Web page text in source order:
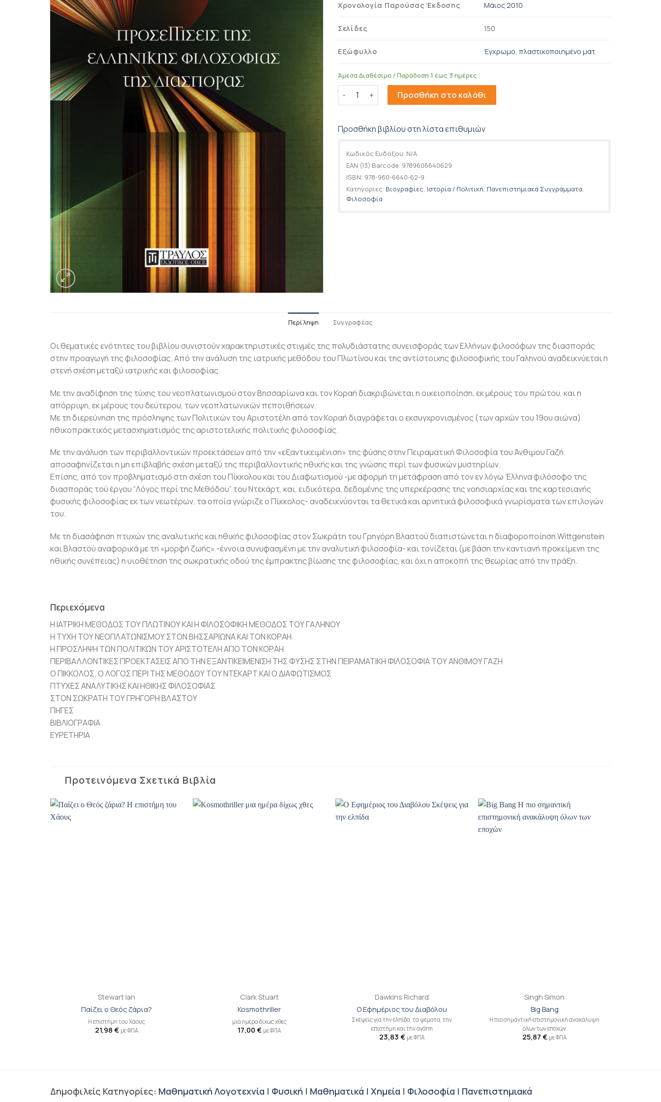
Χρονολογία Παρούσας Έκδοσης Μάιος 2010
Σελίδες 150
Εξώφυλλο Έγχρωμο, πλαστικοποιημένο ματ
Άμεσα Διαθέσιμο / Παράδοση 1 έως 3 ημέρες
Προσεγγίσεις της Ελληνικής Φιλοσοφίας της Διασποράς ποσότητα
Προσθήκη στο καλάθι
Προσθήκη βιβλίου στη λίστα επιθυμιών
Κωδικός Ευδόξου: N/A
EAN (13) Barcode: 9789606640629
ISBN: 978-960-6640-62-9
Κατηγορίες: Βιογραφίες, Ιστορία / Πολιτική, Πανεπιστημιακά Συγγράμματα,
Φιλοσοφία
Περίληψη Συγγραφέας
Οι θεματικές ενότητες του βιβλίου συνιστούν χαρακτηριστικές στιγμές της πολυδιάστατης συνεισφοράς των Ελλήνων φιλοσόφων της διασποράς
στην προαγωγή της φιλοσοφίας. Από την ανάλυση της ιατρικής μεθόδου του Πλωτίνου και της αντίστοιχης φιλοσοφικής του Γαληνού αναδεικνύεται η
στενή σχέση μεταξύ ιατρικής και φιλοσοφίας.
Με την αναδίφηση της τύχης του νεοπλατωνισμού στον Βησσαρίωνα και τον Κοραή διακριβώνεται η οικειοποίηση, εκ μέρους του πρώτου, και η
απόρριψη, εκ μέρους του δεύτερου, των νεοπλατωνικών πεποιθήσεων.
Με τη διερεύνηση της πρόσληψης των Πολιτικών του Αριστοτέλη από τον Κοραή διαγράφεται ο εκσυγχρονισμένος (των αρχών του 19ου αιώνα)
ηθικοπρακτικός μετασχηματισμός της αριστοτελικής πολιτικής φιλοσοφίας.
Με την ανάλυση των περιβαλλοντικών προεκτάσεων από την «εξαντικειμένιση» της φύσης στην Πειραματική Φιλοσοφία του Άνθιμου Γαζή
αποσαφηνίζεται η μη επιβλαβής σχέση μεταξύ της περιβαλλοντικής ηθικής και της γνώσης περί των φυσικών μυστηρίων.
Επίσης, από τον προβληματισμό στη σχέση του Πίκκολου και του Διαφωτισμού -με αφορμή τη μετάφραση από τον εν λόγω Έλληνα φιλόσοφο της
διασποράς τού έργου “Λόγος περί της Μεθόδου” του Ντεκάρτ, και, ειδικότερα, δεδομένης της υπερκέρασης της νοησιαρχίας και της καρτεσιανής
φυσικής φιλοσοφίας εκ των νεωτέρων, τα οποία γνώριζε ο Πίκκολος- αναδεικνύονται τα θετικά και αρνητικά φιλοσοφικά γνωρίσματα των επιλογών
του.
Με τη διασάφηση πτυχών της αναλυτικής και ηθικής φιλοσοφίας στον Σωκράτη του Γρηγόρη Βλαστού διαπιστώνεται η διαφοροποίηση Wittgenstein
και Βλαστού αναφορικά με τη «μορφή ζωής» -έννοια συνυφασμένη με την αναλυτική φιλοσοφία- και τονίζεται (με βάση την καντιανή προκείμενη της
ηθικής συνέπειας) η υιοθέτηση της σωκρατικής οδού της έμπρακτης βίωσης της φιλοσοφίας, και όχι η αποκοπή της θεωρίας από την πράξη.
Περιεχόμενα
Η ΙΑΤΡΙΚΗ ΜΕΘΟΔΟΣ ΤΟΥ ΠΛΩΤΙΝΟΥ ΚΑΙ Η ΦΙΛΟΣΟΦΙΚΗ ΜΕΘΟΔΟΣ ΤΟΥ ΓΑΛΗΝΟΥ
Η ΤΥΧΗ ΤΟΥ ΝΕΟΠΛΑΤΩΝΙΣΜΟΥ ΣΤΟΝ ΒΗΣΣΑΡΙΩΝΑ ΚΑΙ ΤΟΝ ΚΟΡΑΗ
Η ΠΡΟΣΛΗΨΗ ΤΩΝ ΠΟΛΙΤΙΚΩΝ ΤΟΥ ΑΡΙΣΤΟΤΕΛΗ ΑΠΟ ΤΟΝ ΚΟΡΑΗ
ΠΕΡΙΒΑΛΛΟΝΤΙΚΕΣ ΠΡΟΕΚΤΑΣΕΙΣ ΑΠΟ ΤΗΝ ΕΞΑΝΤΙΚΕΙΜΕΝΙΣΗ ΤΗΣ ΦΥΣΗΣ ΣΤΗΝ ΠΕΙΡΑΜΑΤΙΚΗ ΦΙΛΟΣΟΦΙΑ ΤΟΥ ΑΝΘΙΜΟΥ ΓΑΖΗ
Ο ΠΙΚΚΟΛΟΣ, Ο ΛΟΓΟΣ ΠΕΡΙ ΤΗΣ ΜΕΘΟΔΟΥ ΤΟΥ ΝΤΕΚΑΡΤ ΚΑΙ Ο ΔΙΑΦΩΤΙΣΜΟΣ
ΠΤΥΧΕΣ ΑΝΑΛΥΤΙΚΗΣ ΚΑΙ ΗΘΙΚΗΣ ΦΙΛΟΣΟΦΙΑΣ
ΣΤΟΝ ΣΩΚΡΑΤΗ ΤΟΥ ΓΡΗΓΟΡΗ ΒΛΑΣΤΟΥ
ΠΗΓΕΣ
ΒΙΒΛΙΟΓΡΑΦΙΑ
ΕΥΡΕΤΗΡΙΑ
Προτεινόμενα Σχετικά Βιβλία
Stewart Ian
Παίζει ο Θεός ζάρια?
Η επιστήμη του Χάους
21,98 € με ΦΠΑ
Clark Stuart
Kosmothriller
μια ημέρα δίχως χθες
17,00 € με ΦΠΑ
Dawkins Richard
Ο Εφημέριος του Διαβόλου
Σκέψεις για την ελπίδα, τα ψέματα, την
επιστήμη και την αγάπη
23,83 € με ΦΠΑ
Singh Simon
Big Bang
Η πιο σημαντική επιστημονική ανακάλυψη
όλων των εποχών
25,87 € με ΦΠΑ
Δημοφιλείς Κατηγορίες: Μαθηματική Λογοτεχνία | Φυσική | Μαθηματικά | Χημεία | Φιλοσοφία | Πανεπιστημιακά